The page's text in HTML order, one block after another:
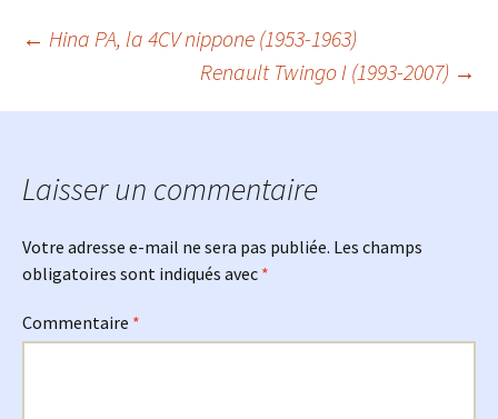
Navigation
des
articles
← Hina PA, la 4CV nippone (1953-1963)
Renault Twingo I (1993-2007) →
Laisser un commentaire
Votre adresse e-mail ne sera pas publiée. Les champs
obligatoires sont indiqués avec *
Commentaire *